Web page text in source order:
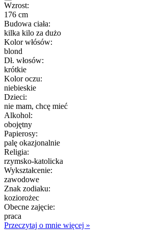
Wzrost:
176 cm
Budowa ciała:
kilka kilo za dużo
Kolor włósów:
blond
Dł. włosów:
krótkie
Kolor oczu:
niebieskie
Dzieci:
nie mam, chcę mieć
Alkohol:
obojętny
Papierosy:
palę okazjonalnie
Religia:
rzymsko-katolicka
Wykształcenie:
zawodowe
Znak zodiaku:
koziorożec
Obecne zajęcie:
praca
Przeczytaj o mnie więcej »